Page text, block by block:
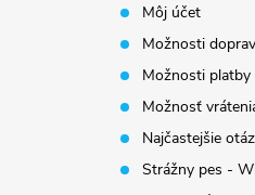
Môj účet
Možnosti
Možnosti platby
Možnosť
Najčastejšie
Strážny pes -